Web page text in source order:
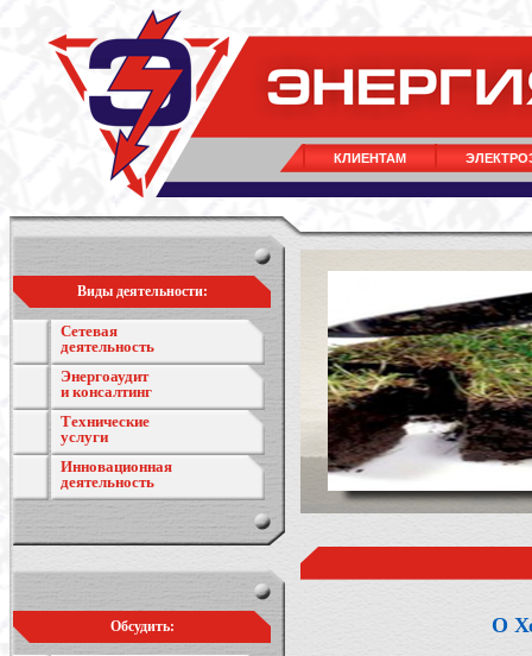
КЛИЕНТАМ
Виды деятельности:
Сетевая
деятельность
Энергоаудит
и консалтинг
Технические
услуги
Инновационная
деятельность
Обсудить: О